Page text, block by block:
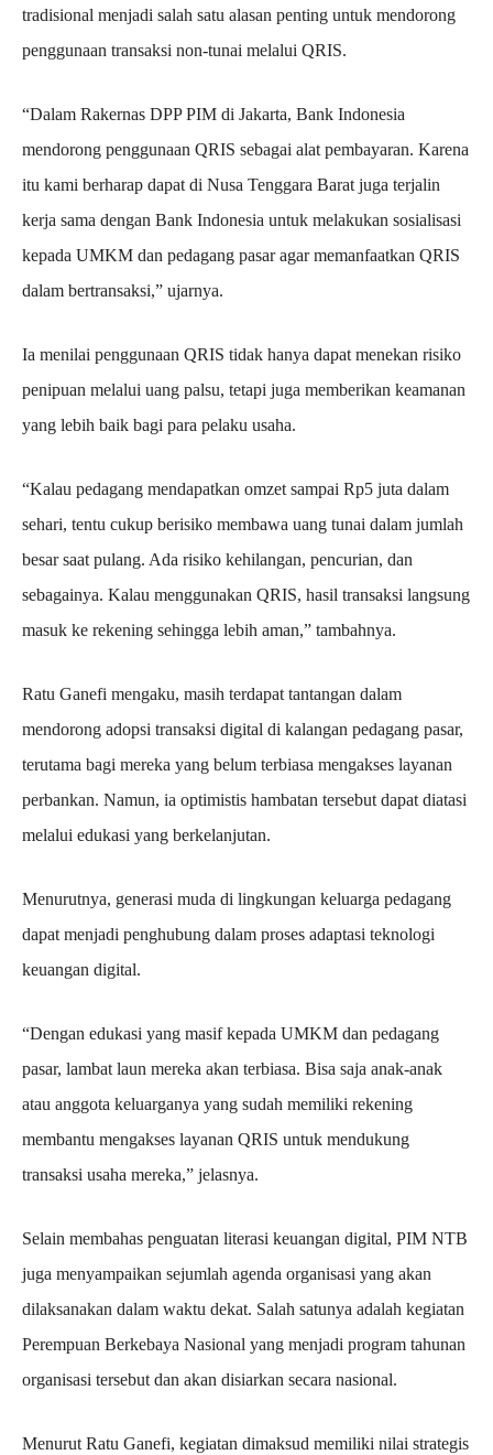
tradisional menjadi salah satu alasan penting untuk mendorong
penggunaan transaksi non-tunai melalui QRIS.
“Dalam Rakernas DPP PIM di Jakarta, Bank Indonesia
mendorong penggunaan QRIS sebagai alat pembayaran. Karena
itu kami berharap dapat di Nusa Tenggara Barat juga terjalin
kerja sama dengan Bank Indonesia untuk melakukan sosialisasi
kepada UMKM dan pedagang pasar agar memanfaatkan QRIS
dalam bertransaksi,” ujarnya.
Ia menilai penggunaan QRIS tidak hanya dapat menekan risiko
penipuan melalui uang palsu, tetapi juga memberikan keamanan
yang lebih baik bagi para pelaku usaha.
“Kalau pedagang mendapatkan omzet sampai Rp5 juta dalam
sehari, tentu cukup berisiko membawa uang tunai dalam jumlah
besar saat pulang. Ada risiko kehilangan, pencurian, dan
sebagainya. Kalau menggunakan QRIS, hasil transaksi langsung
masuk ke rekening sehingga lebih aman,” tambahnya.
Ratu Ganefi mengaku, masih terdapat tantangan dalam
mendorong adopsi transaksi digital di kalangan pedagang pasar,
terutama bagi mereka yang belum terbiasa mengakses layanan
perbankan. Namun, ia optimistis hambatan tersebut dapat diatasi
melalui edukasi yang berkelanjutan.
Menurutnya, generasi muda di lingkungan keluarga pedagang
dapat menjadi penghubung dalam proses adaptasi teknologi
keuangan digital.
“Dengan edukasi yang masif kepada UMKM dan pedagang
pasar, lambat laun mereka akan terbiasa. Bisa saja anak-anak
atau anggota keluarganya yang sudah memiliki rekening
membantu mengakses layanan QRIS untuk mendukung
transaksi usaha mereka,” jelasnya.
Selain membahas penguatan literasi keuangan digital, PIM NTB
juga menyampaikan sejumlah agenda organisasi yang akan
dilaksanakan dalam waktu dekat. Salah satunya adalah kegiatan
Perempuan Berkebaya Nasional yang menjadi program tahunan
organisasi tersebut dan akan disiarkan secara nasional.
Menurut Ratu Ganefi, kegiatan dimaksud memiliki nilai strategis